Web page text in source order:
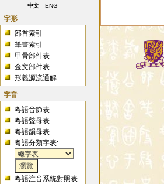
中文 ENG
字形
部首索引
筆畫索引
甲骨部件表
金文部件表
形義源流通解
字音
粵語音節表
粵語聲母表
粵語韻母表
粵語分類字表:
粵語注音系統對照表